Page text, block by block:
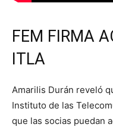
FEM FIRMA
ITLA
Amarilis Durán reveló
Instituto de las
que las socias puedan